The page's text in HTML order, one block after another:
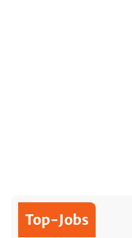
Top-Jobs